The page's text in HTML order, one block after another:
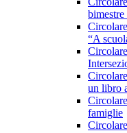
“A
un libro
famiglie